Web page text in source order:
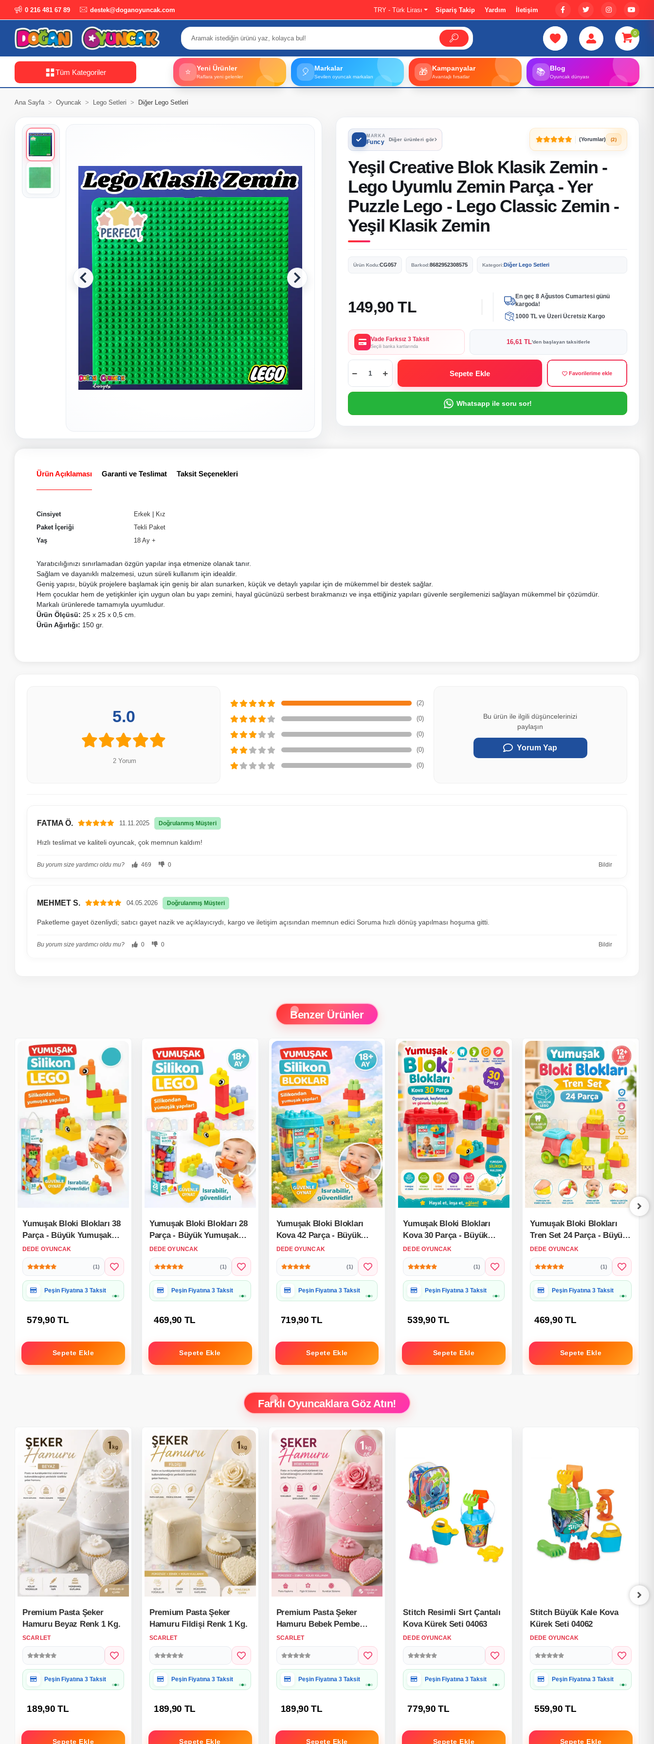
0 216 481 67 89 destek@doganoyuncak.com TRY - Türk Lirası Sipariş Takip Yardım İletişim
0
Tüm Kategoriler ⭐ Yeni Ürünler
Raflara yeni gelenler 🎈 Markalar
Sevilen oyuncak markaları 🎁 Kampanyalar
Avantajlı fırsatlar 📚 Blog
Oyuncak dünyası
Ana Sayfa Oyuncak Lego Setleri Diğer Lego Setleri
MARKA
Funcy Diğer ürünleri gör (Yorumlar) (2)
Yeşil Creative Blok Klasik Zemin -
Lego Uyumlu Zemin Parça - Yer
Puzzle Lego - Lego Classic Zemin -
Yeşil Klasik Zemin
Ürün Kodu:CG057 Barkod:8682952308575 Kategori:Diğer Lego Setleri
149,90 TL
En geç 8 Ağustos Cumartesi günü
kargoda!
1000 TL ve Üzeri Ücretsiz Kargo
Vade Farksız 3 Taksit
Seçili banka kartlarında
16,61 TL'den başlayan taksitlerle
Sepete Ekle Favorilerime ekle
Whatsapp ile soru sor!
Ürün Açıklaması Garanti ve Teslimat Taksit Seçenekleri
Cinsiyet Erkek | Kız
Paket İçeriği
Tekli Paket
Yaş
18 Ay +
Yaratıcılığınızı sınırlamadan özgün yapılar inşa etmenize olanak tanır.
Sağlam ve dayanıklı malzemesi, uzun süreli kullanım için idealdir.
Geniş yapısı, büyük projelere başlamak için geniş bir alan sunarken, küçük ve detaylı yapılar için de mükemmel bir destek sağlar.
Hem çocuklar hem de yetişkinler için uygun olan bu yapı zemini, hayal gücünüzü serbest bırakmanızı ve inşa ettiğiniz yapıları güvenle sergilemenizi sağlayan mükemmel bir çözümdür.
Markalı ürünlerede tamamıyla uyumludur.
Ürün Ölçüsü: 25 x 25 x 0,5 cm.
Ürün Ağırlığı: 150 gr.
5.0
2 Yorum
(2)
(0)
(0)
(0)
(0)
Bu ürün ile ilgili düşüncelerinizi
paylaşın
Yorum Yap
FATMA Ö. 11.11.2025 Doğrulanmış Müşteri
Hızlı teslimat ve kaliteli oyuncak, çok memnun kaldım!
Bu yorum size yardımcı oldu mu? 469 0 Bildir
MEHMET S. 04.05.2026 Doğrulanmış Müşteri
Paketleme gayet özenliydi; satıcı gayet nazik ve açıklayıcıydı, kargo ve iletişim açısından memnun edici Soruma hızlı dönüş yapılması hoşuma gitti.
Bu yorum size yardımcı oldu mu? 0 0 Bildir
Benzer Ürünler
Yumuşak Bloki Blokları 38
Parça - Büyük Yumuşak
Bloklar - Büyük Soft Lego
Oyuncakları
DEDE OYUNCAK
(1)
Hediye Paketine Uygun
579,90 TL
Sepete Ekle
Yumuşak Bloki Blokları 28
Parça - Büyük Yumuşak
Bloklar - Büyük Soft Lego
Oyuncakları
DEDE OYUNCAK
(1)
Hediye Paketine Uygun
469,90 TL
Sepete Ekle
Yumuşak Bloki Blokları
Kova 42 Parça - Büyük
Yumuşak Bloklar - Büyük
Soft Lego Oyuncakları
DEDE OYUNCAK
(1)
Hediye Paketine Uygun
719,90 TL
Sepete Ekle
Yumuşak Bloki Blokları
Kova 30 Parça - Büyük
Yumuşak Bloklar - Büyük
Soft Lego Oyuncakları
DEDE OYUNCAK
(1)
Hediye Paketine Uygun
539,90 TL
Sepete Ekle
Yumuşak Bloki Blokları
Tren Set 24 Parça - Büyük
Yumuşak Bloklar - Büyük
Soft Lego Oyuncakları
DEDE OYUNCAK
(1)
Hediye Paketine Uygun
469,90 TL
Sepete Ekle
Farklı Oyuncaklara Göz Atın!
Premium Pasta Şeker
Hamuru Beyaz Renk 1 Kg.
SCARLET
Hediye Paketine Uygun
189,90 TL
Sepete Ekle
Premium Pasta Şeker
Hamuru Fildişi Renk 1 Kg.
SCARLET
Hediye Paketine Uygun
189,90 TL
Sepete Ekle
Premium Pasta Şeker
Hamuru Bebek Pembe
Renk 1 Kg.
SCARLET
Hediye Paketine Uygun
189,90 TL
Sepete Ekle
Stitch Resimli Sırt Çantalı
Kova Kürek Seti 04063
DEDE OYUNCAK
Hediye Paketine Uygun
779,90 TL
Sepete Ekle
Stitch Büyük Kale Kova
Kürek Seti 04062
DEDE OYUNCAK
Hediye Paketine Uygun
559,90 TL
Sepete Ekle